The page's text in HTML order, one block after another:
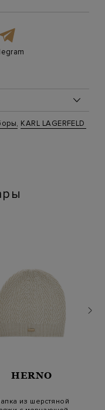
, KARL LAGERFELD
HERNO
из шерстяной